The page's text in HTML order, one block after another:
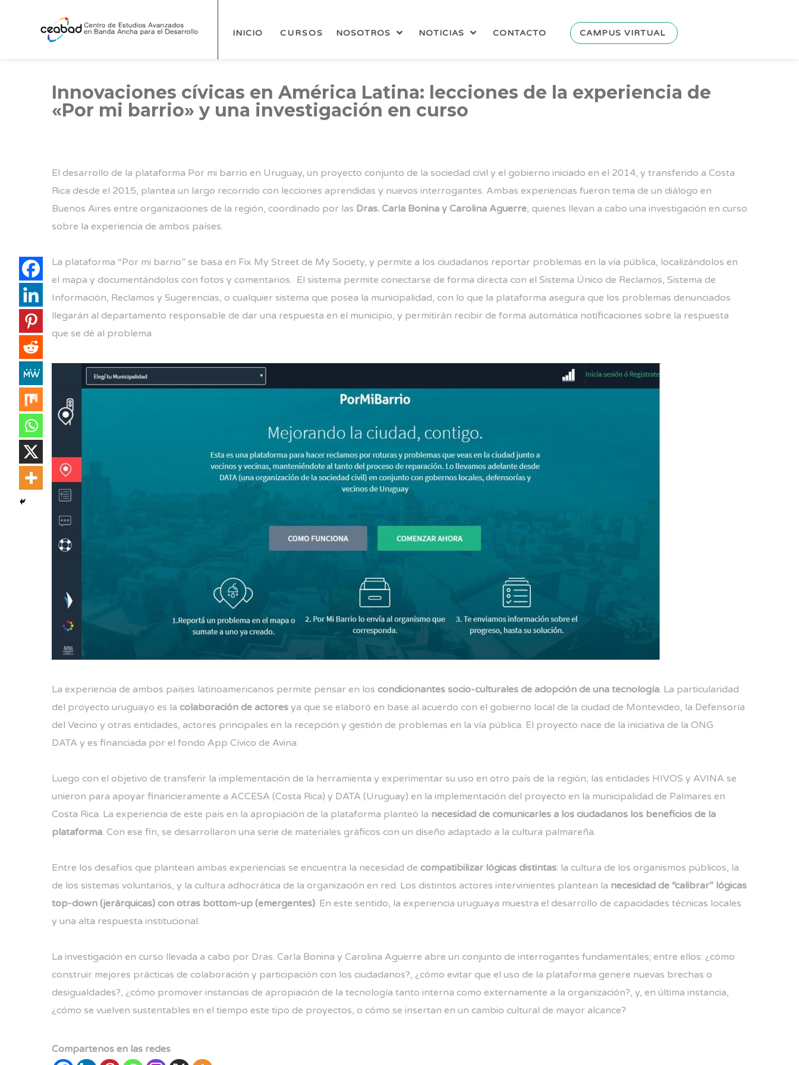
INICIO CURSOS NOSOTROS NOTICIAS CONTACTO CAMPUS VIRTUAL
Innovaciones cívicas en América Latina: lecciones de la experiencia de
«Por mi barrio» y una investigación en curso
El desarrollo de la plataforma Por mi barrio en Uruguay, un proyecto conjunto de la sociedad civil y el gobierno iniciado en el 2014, y transferido a Costa
Rica desde el 2015, plantea un largo recorrido con lecciones aprendidas y nuevos interrogantes. Ambas experiencias fueron tema de un diálogo en
Buenos Aires entre organizaciones de la región, coordinado por las Dras. Carla Bonina y Carolina Aguerre, quienes llevan a cabo una investigación en curso
sobre la experiencia de ambos países.
La plataforma “Por mi barrio” se basa en Fix My Street de My Society, y permite a los ciudadanos reportar problemas en la vía pública, localizándolos en
el mapa y documentándolos con fotos y comentarios. El sistema permite conectarse de forma directa con el Sistema Único de Reclamos, Sistema de
Información, Reclamos y Sugerencias, o cualquier sistema que posea la municipalidad, con lo que la plataforma asegura que los problemas denunciados
llegarán al departamento responsable de dar una respuesta en el municipio, y permitirán recibir de forma automática notificaciones sobre la respuesta
que se dé al problema.
La experiencia de ambos países latinoamericanos permite pensar en los condicionantes socio-culturales de adopción de una tecnología. La particularidad
del proyecto uruguayo es la colaboración de actores ya que se elaboró en base al acuerdo con el gobierno local de la ciudad de Montevideo, la Defensoría
del Vecino y otras entidades, actores principales en la recepción y gestión de problemas en la vía pública. El proyecto nace de la iniciativa de la ONG
DATA y es financiada por el fondo App Cívico de Avina.
Luego con el objetivo de transferir la implementación de la herramienta y experimentar su uso en otro país de la región, las entidades HIVOS y AVINA se
unieron para apoyar financieramente a ACCESA (Costa Rica) y DATA (Uruguay) en la implementación del proyecto en la municipalidad de Palmares en
Costa Rica. La experiencia de este país en la apropiación de la plataforma planteó la necesidad de comunicarles a los ciudadanos los beneficios de la
plataforma. Con ese fin, se desarrollaron una serie de materiales gráficos con un diseño adaptado a la cultura palmareña.
Entre los desafíos que plantean ambas experiencias se encuentra la necesidad de compatibilizar lógicas distintas: la cultura de los organismos públicos, la
de los sistemas voluntarios, y la cultura adhocrática de la organización en red. Los distintos actores intervinientes plantean la necesidad de “calibrar” lógicas
top-down (jerárquicas) con otras bottom-up (emergentes). En este sentido, la experiencia uruguaya muestra el desarrollo de capacidades técnicas locales
y una alta respuesta institucional.
La investigación en curso llevada a cabo por Dras. Carla Bonina y Carolina Aguerre abre un conjunto de interrogantes fundamentales; entre ellos: ¿cómo
construir mejores prácticas de colaboración y participación con los ciudadanos?, ¿cómo evitar que el uso de la plataforma genere nuevas brechas o
desigualdades?, ¿cómo promover instancias de apropiación de la tecnología tanto interna como externamente a la organización?, y, en última instancia,
¿cómo se vuelven sustentables en el tiempo este tipo de proyectos, o cómo se insertan en un cambio cultural de mayor alcance?
Compartenos en las redes